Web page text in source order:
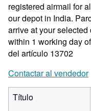
registered airmail for
our depot in India.
arrive at your
within 1 working day
del artículo 13702
Contactar al vendedor
Título